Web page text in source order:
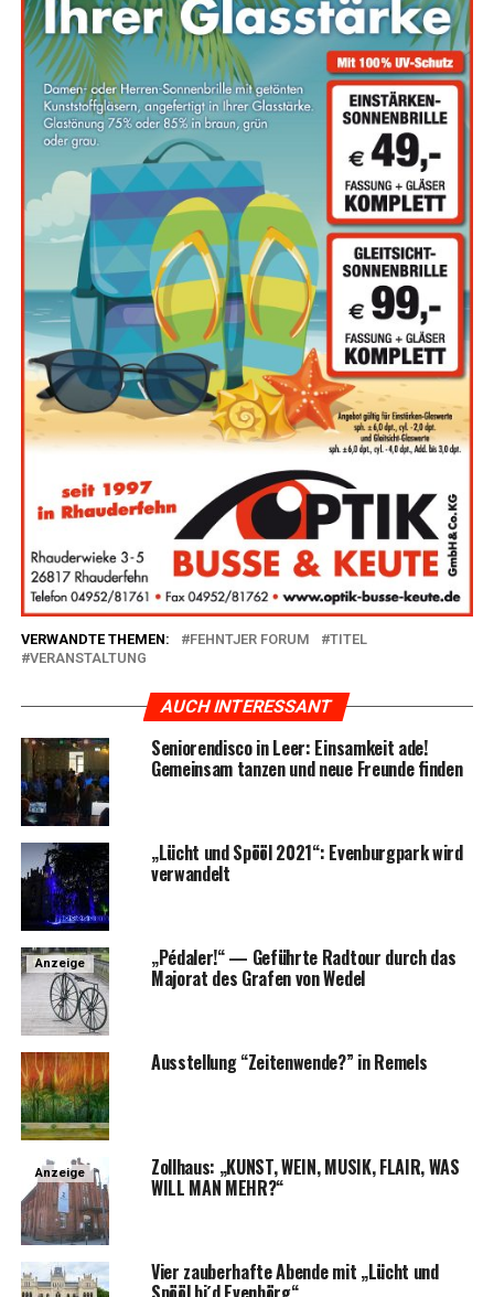
VERWANDTE THEMEN: FEHNTJER FORUM
TITEL
VERANSTALTUNG
AUCH INTERESSANT
Senio­ren­dis­co in Leer: Ein­sam­keit ade!
Gemein­sam tan­zen und neue Freun­de finden
„Lücht und Spö­öl 2021“: Even­burg­park wird
verwandelt
Anzeige „Péda­ler!“ — Geführ­te Rad­tour durch das
Majo­rat des Gra­fen von Wedel
Aus­stel­lung “Zei­ten­wen­de?” in Remels
Anzeige Zoll­haus: „KUNST, WEIN, MUSIK, FLAIR, WAS
WILL MAN MEHR?“
Vier zau­ber­haf­te Aben­de mit „Lücht und